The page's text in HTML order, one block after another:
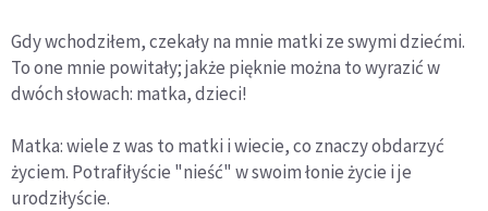
Gdy wchodziłem, czekały na mnie matki ze swymi dziećmi.
To one mnie powitały; jakże pięknie można to wyrazić w
dwóch słowach: matka, dzieci!
Matka: wiele z was to matki i wiecie, co znaczy obdarzyć
życiem. Potrafiłyście "nieść" w swoim łonie życie i je
urodziłyście.